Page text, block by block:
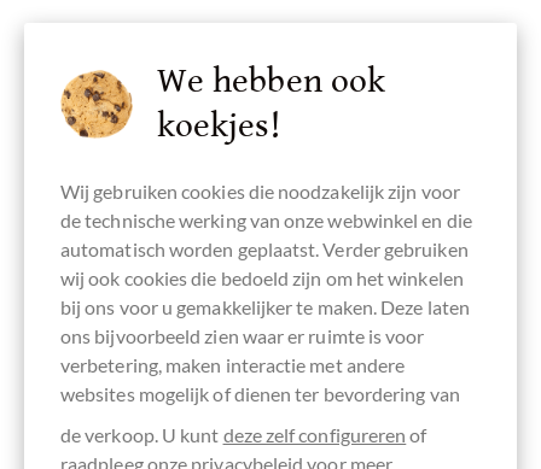
Beschrijving
Ingrediënten & voedingswaarden
PRODUCTGEGEVENS . Dit product heeft de volgende
eigenschappen. Klik voor meer producten met dezelfde
eigenschap op het desbetreffende pictogram hieronder.
We hebben ook
koekjes!
Wij gebruiken cookies die noodzakelijk zijn voor
de technische werking van onze webwinkel en die
automatisch worden geplaatst. Verder gebruiken
wij ook cookies die bedoeld zijn om het winkelen
bij ons voor u gemakkelijker te maken. Deze laten
ons bijvoorbeeld zien waar er ruimte is voor
verbetering, maken interactie met andere
websites mogelijk of dienen ter bevordering van
de verkoop. U kunt deze zelf configureren of
raadpleeg onze privacybeleid voor meer